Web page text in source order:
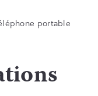
portable